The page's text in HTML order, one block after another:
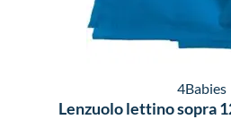
4Babies
Lenzuolo lettino sopra